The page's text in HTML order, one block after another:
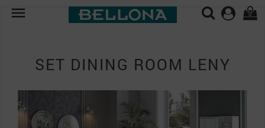
 0
SET DINING ROOM LENY